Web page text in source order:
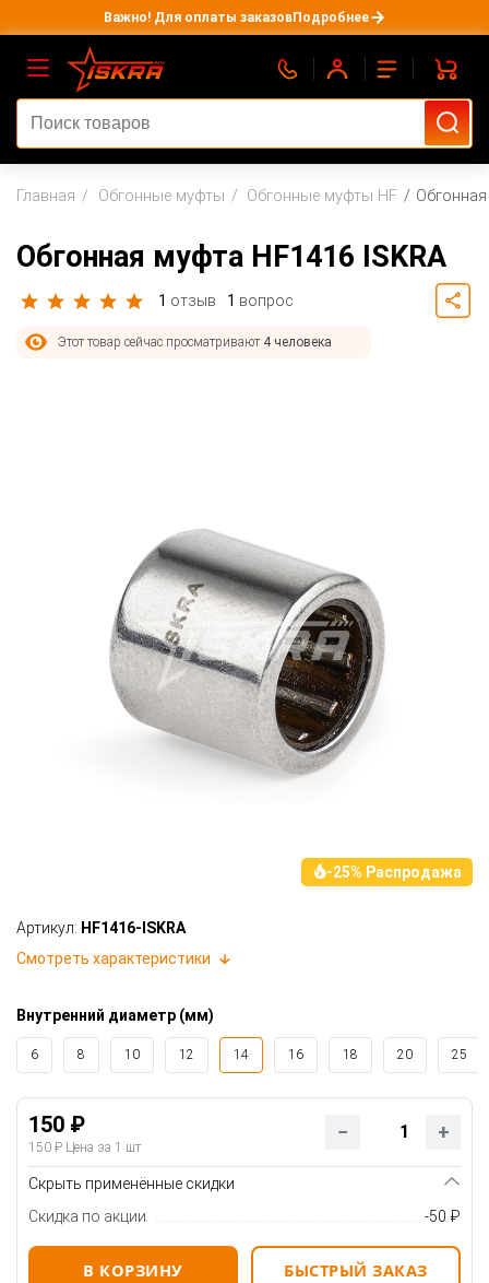
Важно! Для оплаты заказовПодробнее
Главная Обгонные муфты Обгонные муфты HF
Обгонная муфта HF1416 ISKRA
1 отзыв 1 вопрос
Этот товар сейчас просматривают 4 человека
-25% Распродажа
Артикул: HF1416-ISKRA
Смотреть характеристики
Внутренний диаметр (мм)
6 8 10 12 14 16 18 20 25
150 ₽
150 ₽ Цена за 1 шт
Скрыть применённые скидки
Скидка по акции
-50 ₽
В КОРЗИНУ БЫСТРЫЙ ЗАКАЗ